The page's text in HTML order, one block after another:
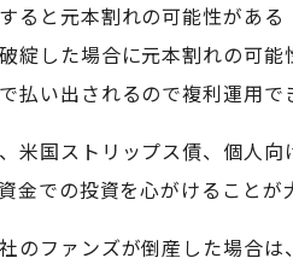
ると元本割れの可能性がある
綻した場合に元本割れの可能
払い出されるので複利運用で
米国ストリップス債、個人
金での投資を心がけることが
のファンズが倒産した場合